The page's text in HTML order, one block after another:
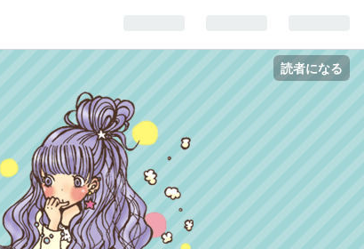
読者になる